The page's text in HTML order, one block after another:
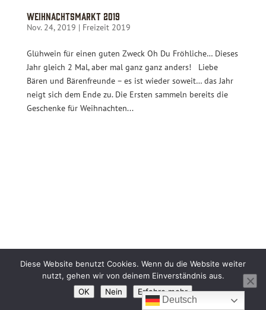
Weihnachtsmarkt 2019
Nov. 24, 2019 | Freizeit 2019
Glühwein für einen guten Zweck Oh Du Fröhliche… Dieses
Jahr gleich 2 Mal, aber mal ganz ganz anders! Liebe
Bären und Bärenfreunde – es ist wieder soweit… das Jahr
neigt sich dem Ende zu. Die Ersten sammeln bereits die
Geschenke für Weihnachten...
© Leipzig Bären |Impressum|Kontakt|
Datenschutzerklärung| |
Deutsch
Diese Website benutzt Cookies. Wenn du die Website weiter
nutzt, gehen wir von deinem Einverständnis aus.
OK
Nein Erfahre mehr